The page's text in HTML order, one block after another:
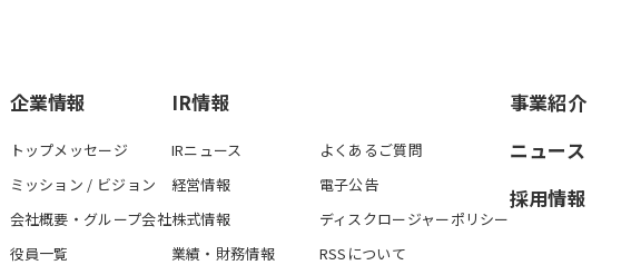
企業情報
トップメッセージ
ミッション / ビジョン
会社概要・グループ会社
役員一覧
IR情報
IRニュース
経営情報
株式情報
業績・財務情報
よくあるご質問
電子公告
ディスクロージャーポリシー
RSSについて
事業紹介
ニュース
採用情報